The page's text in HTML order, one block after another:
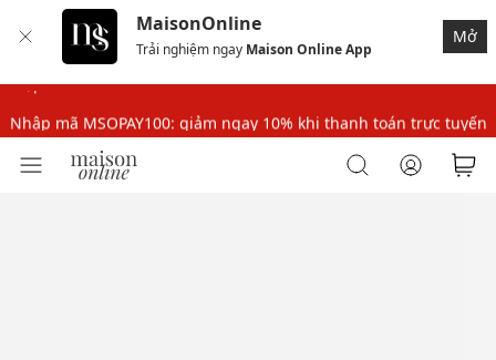
MaisonOnline
Trải nghiệm ngay Maison Online App
Mở
Nhập mã MSOPAY100: giảm ngay 10% khi thanh toán trực tuyến
Nhập mã MSOPAY100: giảm ngay 10% khi thanh toán trực tuyến
Nhập mã: MSOXINCHAO - Giảm 10% đơn đầu cho thành viên mới!